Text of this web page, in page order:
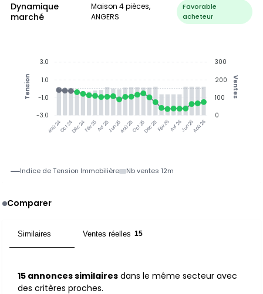
Dynamique
marché
Maison 4 pièces,
ANGERS
Favorable
acheteur
Aoû 24Oct 24Déc 24Fév 25Avr 25Jun 25Aoû 25Oct 25Déc 25Fév 26Avr 26Jun 26Aoû 26
300
200
100
0
Ventes
3.0
1.0
-1.0
-3.0
Tension
Indice de Tension Immobilière Nb ventes 12m
Comparer
Similaires Ventes réelles 15
15 annonces similaires dans le même secteur avec
des critères proches.